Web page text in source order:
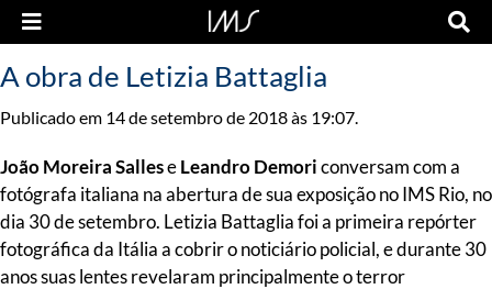
A obra de Letizia Battaglia
Publicado em 14 de setembro de 2018 às 19:07.
João Moreira SalleseLeandro Demoriconversam com a
fotógrafa italiana na abertura de sua exposição no IMS Rio, no
dia 30 de setembro. Letizia Battaglia foi a primeira repórter
fotográfica da Itália a cobrir o noticiário policial, e durante 30
anos suas lentes revelaram principalmente o terror